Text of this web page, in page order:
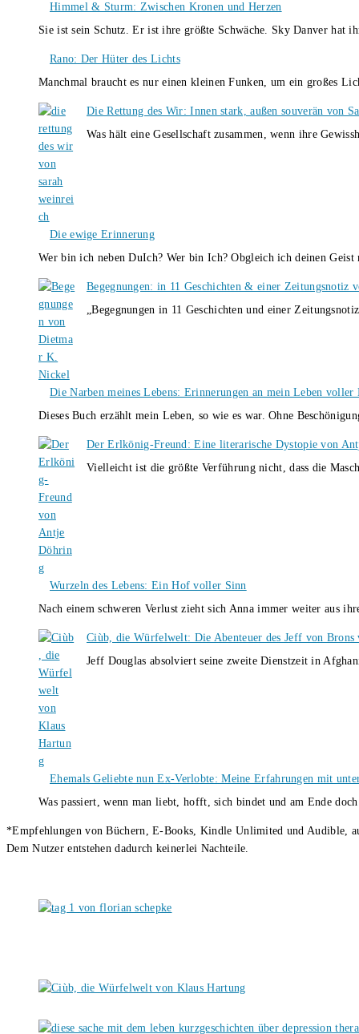
Himmel & Sturm: Zwischen Kronen und Herzen
Sie ist sein Schutz. Er ist ihre größte Schwäche. Sky Danver
Rano: Der Hüter des Lichts
Manchmal braucht es nur einen kleinen Funken, um ein großes
Die Rettung des Wir: Innen stark, außen souverän von
Was hält eine Gesellschaft zusammen, wenn ihre
Die ewige Erinnerung
Wer bin ich neben DuIch? Wer bin Ich? Obgleich ich deinen
Begegnungen: in 11 Geschichten & einer Zeitungsnotiz
„Begegnungen in 11 Geschichten und einer
Die Narben meines Lebens: Erinnerungen an mein Leben
Dieses Buch erzählt mein Leben, so wie es war. Ohne
Der Erlkönig-Freund: Eine literarische Dystopie von
Vielleicht ist die größte Verführung nicht, dass die
Wurzeln des Lebens: Ein Hof voller Sinn
Nach einem schweren Verlust zieht sich Anna immer weiter aus
Ciùb, die Würfelwelt: Die Abenteuer des Jeff von Brons
Jeff Douglas absolviert seine zweite Dienstzeit in
Ehemals Geliebte nun Ex-Verlobte: Meine Erfahrungen mit
Was passiert, wenn man liebt, hofft, sich bindet und am Ende
*Empfehlungen von Büchern, E-Books, Kindle Unlimited und Audible,
Dem Nutzer entstehen dadurch keinerlei Nachteile.